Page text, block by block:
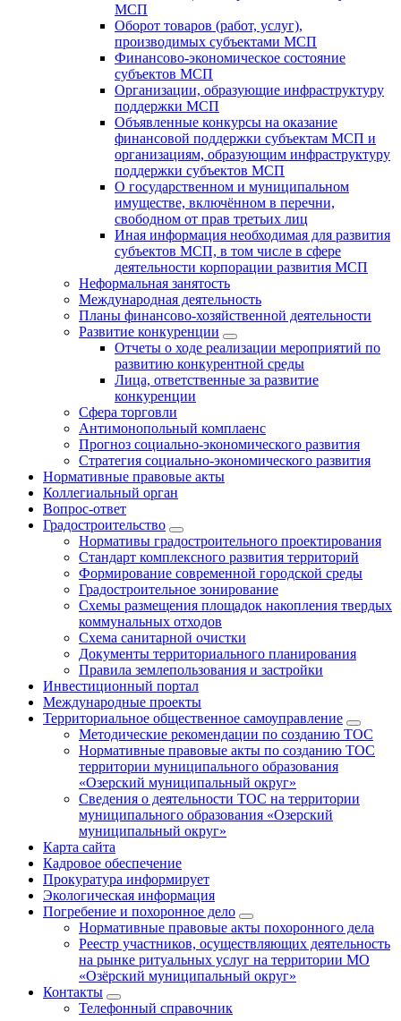
МСП
Оборот товаров (работ, услуг),
производимых субъектами МСП
Финансово-экономическое состояние
субъектов МСП
Организации, образующие инфраструктуру
поддержки МСП
Объявленные конкурсы на оказание
финансовой поддержки субъектам МСП и
организациям, образующим инфраструктуру
поддержки субъектов МСП
О государственном и муниципальном
имуществе, включённом в перечни,
свободном от прав третьих лиц
Иная информация необходимая для развития
субъектов МСП, в том числе в сфере
деятельности корпорации развития МСП
Неформальная занятость
Международная деятельность
Планы финансово-хозяйственной деятельности
Развитие конкуренции
Отчеты о ходе реализации мероприятий по
развитию конкурентной среды
Лица, ответственные за развитие
конкуренции
Сфера торговли
Антимонопольный комплаенс
Прогноз социально-экономического развития
Стратегия социально-экономического развития
Нормативные правовые акты
Коллегиальный орган
Вопрос-ответ
Градостроительство
Нормативы градостроительного проектирования
Стандарт комплексного развития территорий
Формирование современной городской среды
Градостроительное зонирование
Схемы размещения площадок накопления твердых
коммунальных отходов
Схема санитарной очистки
Документы территориального планирования
Правила землепользования и застройки
Инвестиционный портал
Международные проекты
Территориальное общественное самоуправление
Методические рекомендации по созданию ТОС
Нормативные правовые акты по созданию ТОС
территории муниципального образования
«Озерский муниципальный округ»
Сведения о деятельности ТОС на территории
муниципального образования «Озерский
муниципальный округ»
Карта сайта
Кадровое обеспечение
Прокуратура информирует
Экологическая информация
Погребение и похоронное дело
Нормативные правовые акты похоронного дела
Реестр участников, осуществляющих деятельность
на рынке ритуальных услуг на территории МО
«Озёрский муниципальный округ»
Контакты
Телефонный справочник